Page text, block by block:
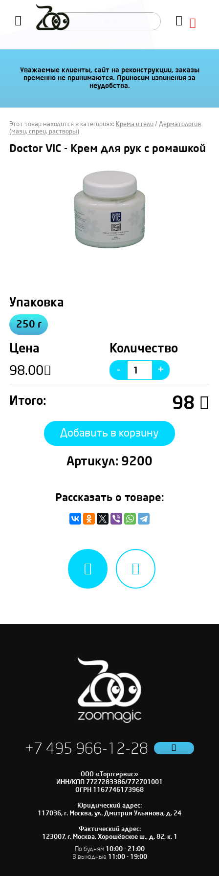
Уважаемые клиенты, сайт на реконструкции, заказы
временно не принимаются. Приносим извинения за
неудобства.
Этот товар находится в категориях: Крема и гели /Дерматология
(мази, спреи, растворы)
Doctor VIC - Крем для рук с ромашкой
Упаковка
250 г
Цена
98.00
Количество
Итого: 98
Добавить в корзину
Артикул: 9200
Рассказать о товаре:
+7 495 966-12-28
ООО «Торгсервис»
ИНН/КПП 7727283386/772701001
ОГРН 1167746173968
Юридический адрес:
117036, г. Москва, ул. Дмитрия Ульянова, д. 24
Фактический адрес:
123007, г. Москва, Хорошёвское ш., д. 82, к. 1
По будням10:00 - 21:00
В выходные 11:00 - 19:00